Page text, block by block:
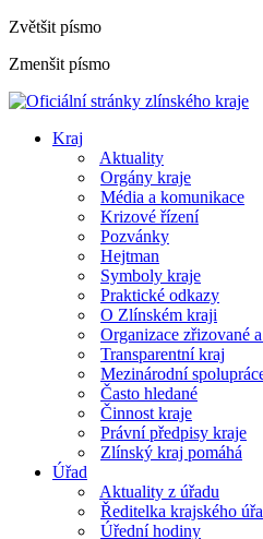
Zvětšit písmo
Zmenšit písmo
Kraj
Aktuality
Orgány kraje
Média a komunikace
Krizové řízení
Pozvánky
Hejtman
Symboly kraje
Praktické odkazy
O Zlínském kraji
Organizace zřizované
Transparentní kraj
Mezinárodní
Často hledané
Činnost kraje
Právní předpisy kraje
Zlínský kraj pomáhá
Úřad
Aktuality z úřadu
Ředitelka krajského
Úřední hodiny